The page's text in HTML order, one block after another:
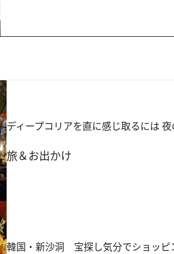
ディープコリアを直に感じ取るには 夜
旅＆お出かけ
韓国・新沙洞 宝探し気分でショッピ